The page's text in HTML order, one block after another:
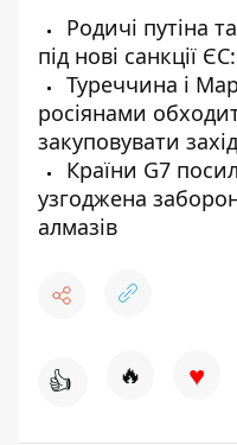
Родичі путіна
під нові санкції
Туреччина і
росіянами
закуповувати
Країни G7
узгоджена
алмазів
👍 🔥 ♥